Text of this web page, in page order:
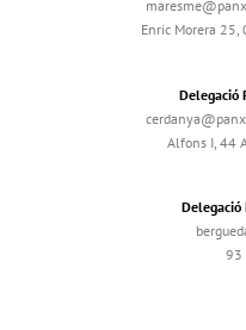
Enric Morera
Delegació
Alfons I, 44
Delegació
93